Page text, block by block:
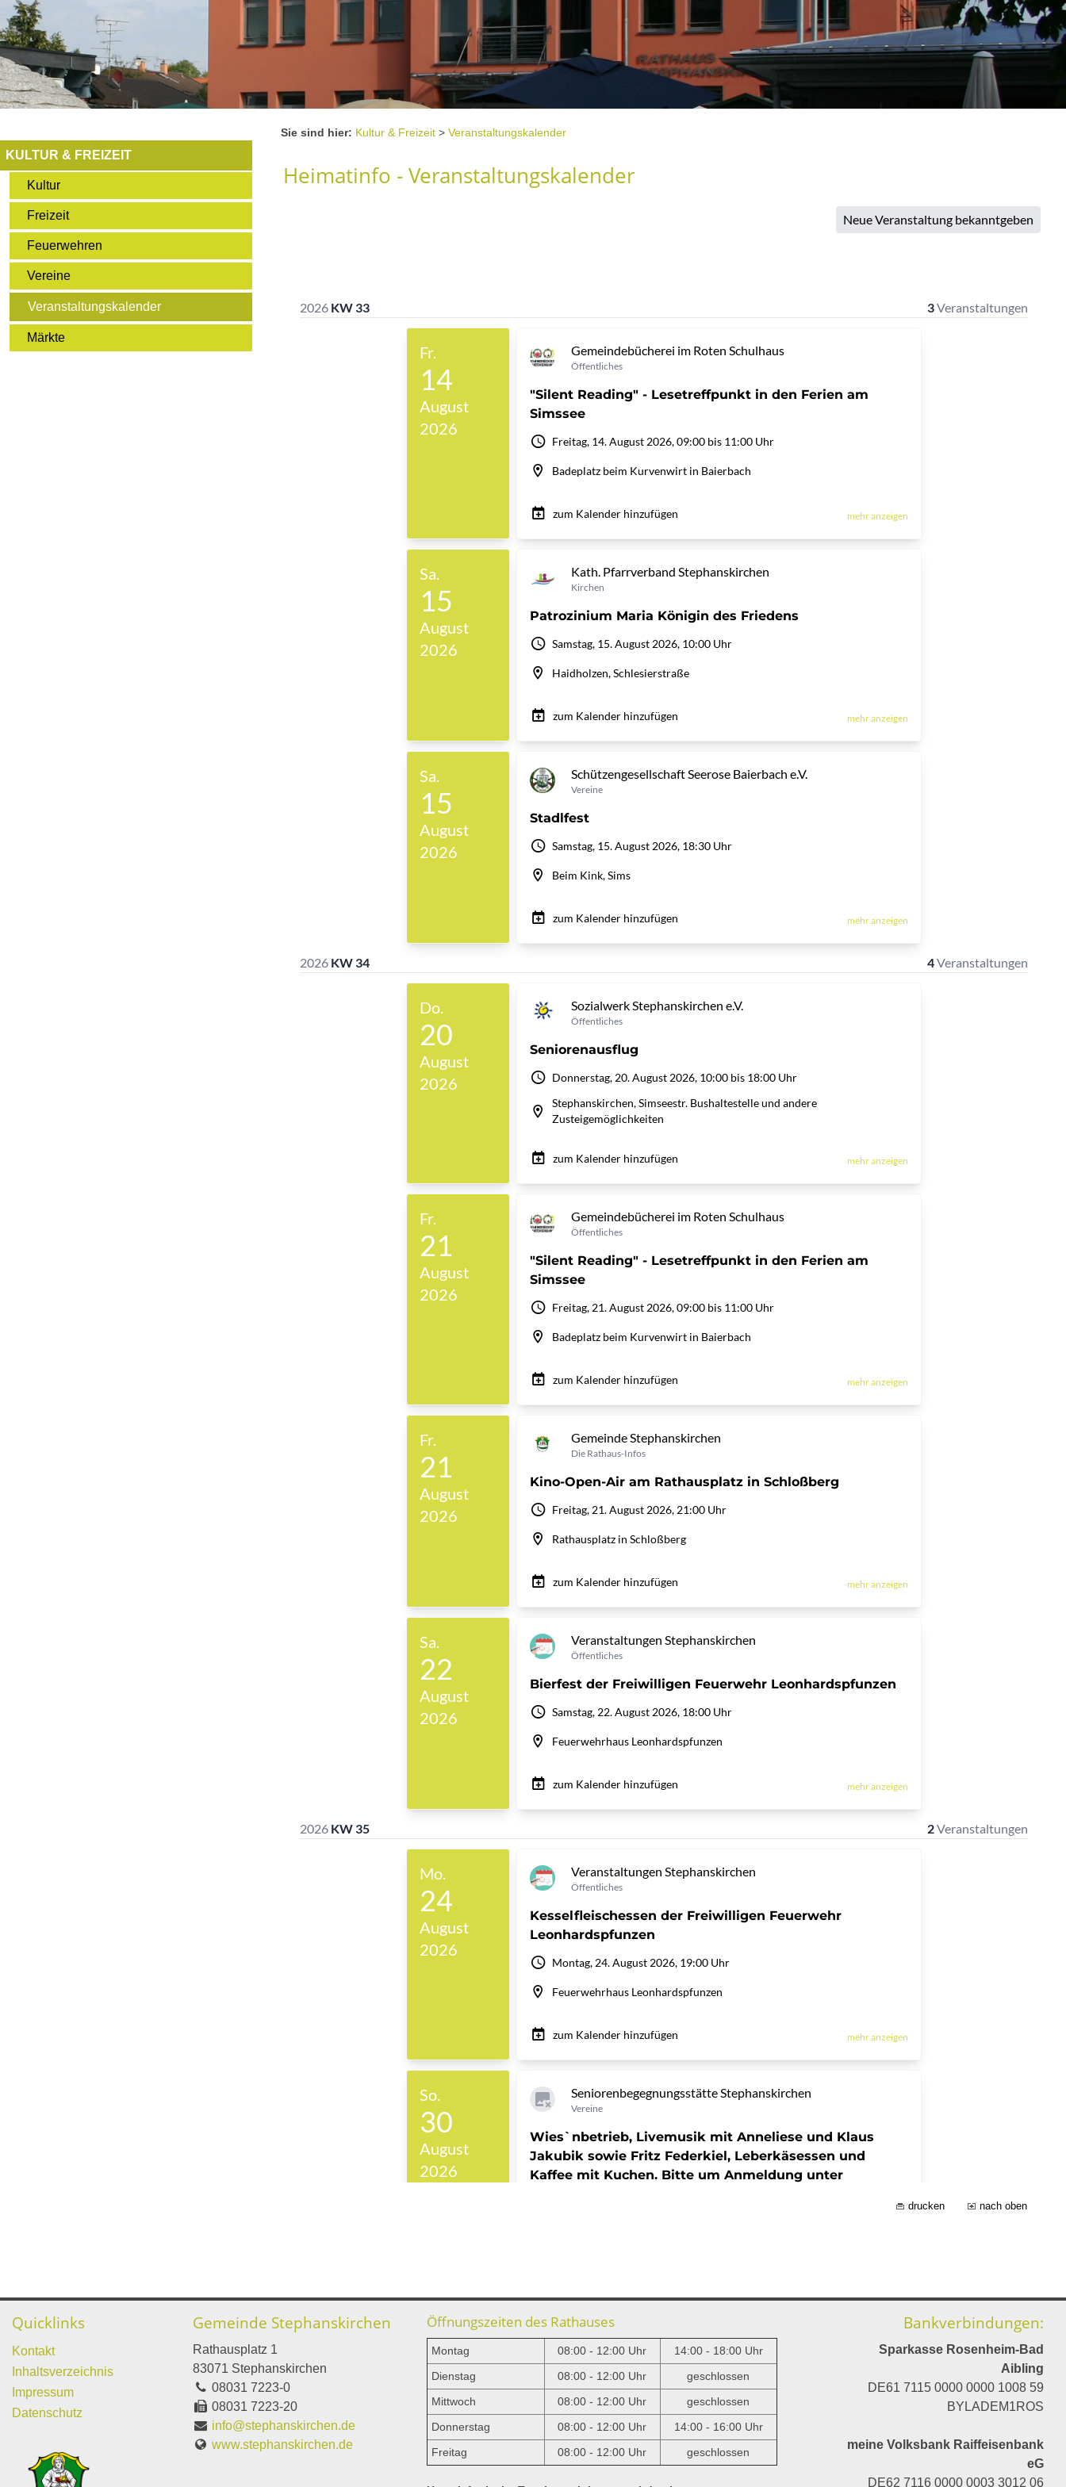
KULTUR & FREIZEIT
Kultur
Freizeit
Feuerwehren
Vereine
Veranstaltungskalender
Märkte
Sie sind hier: Kultur & Freizeit > Veranstaltungskalender
Heimatinfo - Veranstaltungskalender
drucken nach oben
Quicklinks
Kontakt
Inhaltsverzeichnis
Impressum
Datenschutz
Gemeinde Stephanskirchen
Rathausplatz 1
83071 Stephanskirchen
08031 7223-0
08031 7223-20
info@stephanskirchen.de
www.stephanskirchen.de
Öffnungszeiten des Rathauses
Montag 08:00 - 12:00 Uhr
14:00 - 18:00 Uhr
Dienstag
08:00 - 12:00 Uhr
geschlossen
Mittwoch
08:00 - 12:00 Uhr
geschlossen
Donnerstag
08:00 - 12:00 Uhr
14:00 - 16:00 Uhr
Freitag
08:00 - 12:00 Uhr geschlossen
Bankverbindungen:
Sparkasse Rosenheim-Bad
Aibling
DE61 7115 0000 0000 1008 59
BYLADEM1ROS
meine Volksbank Raiffeisenbank
eG
DE62 7116 0000 0003 3012 06